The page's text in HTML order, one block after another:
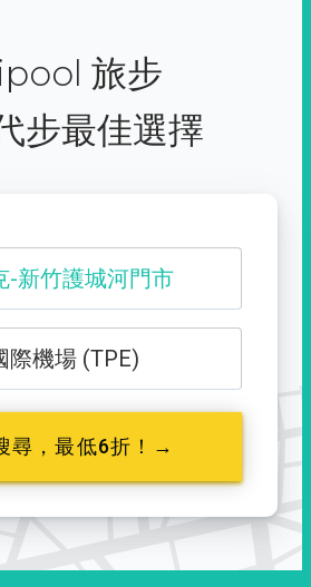
旅步
步最佳選擇
-新竹護城河門市
山登山口
際機場 (TPE)
尋，最低6折！→